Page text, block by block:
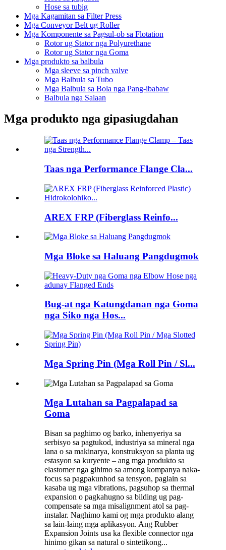
Hose sa tubig
Mga Kagamitan sa Filter Press
Mga Conveyor Belt ug Roller
Mga Komponente sa Pagsul-ob sa Flotation
Rotor ug Stator nga Polyurethane
Rotor ug Stator nga Goma
Mga produkto sa balbula
Mga sleeve sa pinch valve
Mga Balbula sa Tubo
Mga Balbula sa Bola nga Pang-ibabaw
Balbula nga Salaan
Mga produkto nga gipasiugdahan
Taas nga Performance Flange Cla...
AREX FRP (Fiberglass Reinfo...
Mga Bloke sa Haluang Pangdugmok
Bug-at nga Katungdanan nga Goma
nga Siko nga Hos...
Mga Spring Pin (Mga Roll Pin / Sl...
Mga Lutahan sa Pagpalapad sa
Goma
Bisan sa paghimo og barko, inhenyeriya sa
serbisyo sa pagtukod, industriya sa mineral nga
lana o sa makinarya, konstruksyon sa planta ug
estasyon sa kuryente – ang mga produkto sa
elastomer nga gihimo sa among kompanya naka-
focus sa pagpakunhod sa tensyon, paglain sa
kasaba ug mga vibrations, pagsuhop sa thermal
expansion o pagkahugno sa bilding ug pag-
compensate sa mga misalignment atol sa pag-
instalar. Naghimo kami og mga produkto alang
sa lain-laing mga aplikasyon. Ang Rubber
Expansion Joints usa ka flexible connector nga
hinimo gikan sa natural o sintetikong...